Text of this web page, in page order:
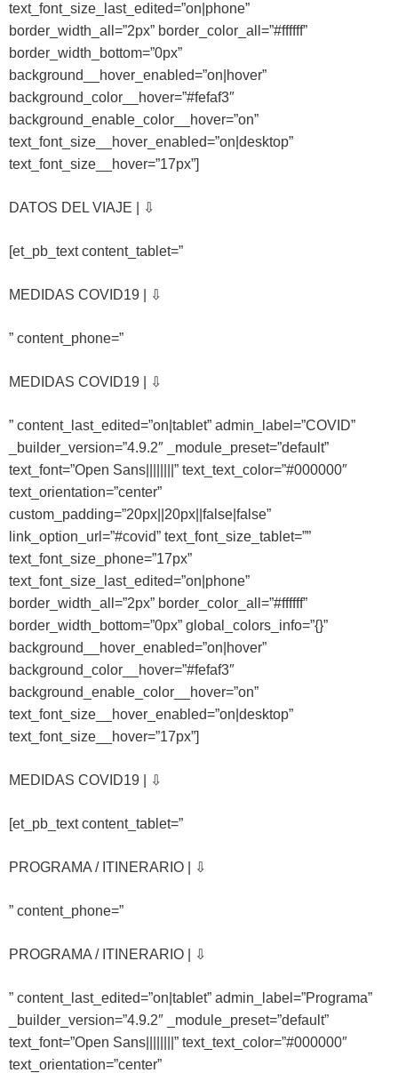
text_font_size_last_edited=”on|phone”
border_width_all=”2px” border_color_all=”#ffffff”
border_width_bottom=”0px”
background__hover_enabled=”on|hover”
background_color__hover=”#fefaf3″
background_enable_color__hover=”on”
text_font_size__hover_enabled=”on|desktop”
text_font_size__hover=”17px”]
DATOS DEL VIAJE | ⇩
[et_pb_text content_tablet=”
MEDIDAS COVID19 | ⇩
” content_phone=”
MEDIDAS COVID19 | ⇩
” content_last_edited=”on|tablet” admin_label=”COVID”
_builder_version=”4.9.2″ _module_preset=”default”
text_font=”Open Sans||||||||” text_text_color=”#000000″
text_orientation=”center”
custom_padding=”20px||20px||false|false”
link_option_url=”#covid” text_font_size_tablet=””
text_font_size_phone=”17px”
text_font_size_last_edited=”on|phone”
border_width_all=”2px” border_color_all=”#ffffff”
border_width_bottom=”0px” global_colors_info=”{}”
background__hover_enabled=”on|hover”
background_color__hover=”#fefaf3″
background_enable_color__hover=”on”
text_font_size__hover_enabled=”on|desktop”
text_font_size__hover=”17px”]
MEDIDAS COVID19 | ⇩
[et_pb_text content_tablet=”
PROGRAMA / ITINERARIO | ⇩
” content_phone=”
PROGRAMA / ITINERARIO | ⇩
” content_last_edited=”on|tablet” admin_label=”Programa”
_builder_version=”4.9.2″ _module_preset=”default”
text_font=”Open Sans||||||||” text_text_color=”#000000″
text_orientation=”center”